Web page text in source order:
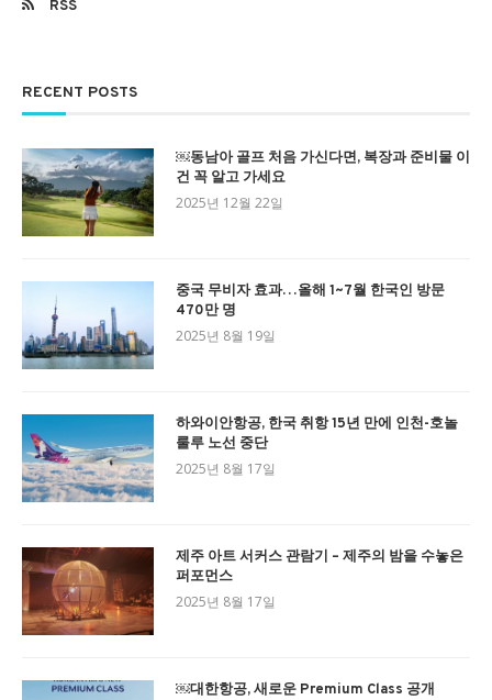
RSS
RECENT POSTS
￼동남아 골프 처음 가신다면, 복장과 준비물 이
건 꼭 알고 가세요
2025년 12월 22일
중국 무비자 효과…올해 1~7월 한국인 방문
470만 명
2025년 8월 19일
하와이안항공, 한국 취항 15년 만에 인천-호놀
룰루 노선 중단
2025년 8월 17일
제주 아트 서커스 관람기 – 제주의 밤을 수놓은
퍼포먼스
2025년 8월 17일
￼대한항공, 새로운 Premium Class 공개